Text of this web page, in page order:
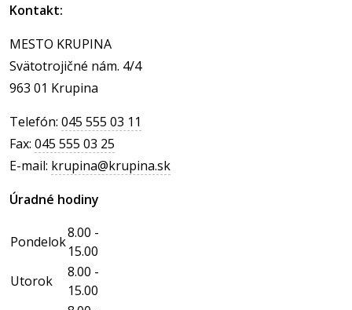
Kontakt:
MESTO KRUPINA
Svätotrojičné nám. 4/4
963 01 Krupina
Telefón: 045 555 03 11
Fax: 045 555 03 25
E-mail: krupina@krupina.sk
Úradné hodiny
Pondelok
8.00 -
15.00
Utorok
8.00 -
15.00